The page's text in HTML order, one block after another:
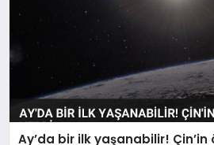
Ay’da bir ilk yaşanabilir!